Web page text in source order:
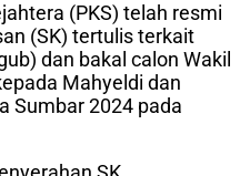
(PKS) telah resmi
(SK) tertulis terkait
dan bakal calon Wakil
Mahyeldi dan
Sumbar 2024 pada